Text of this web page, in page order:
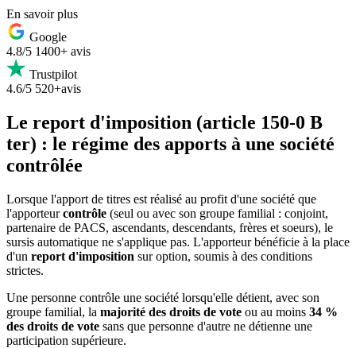
En savoir plus
Google
4.8/5 1400+ avis
Trustpilot
4.6/5 520+avis
Le report d'imposition (article 150-0 B
ter) : le régime des apports à une société
contrôlée
Lorsque l'apport de titres est réalisé au profit d'une société que
l'apporteurcontrôle (seul ou avec son groupe familial : conjoint,
partenaire de PACS, ascendants, descendants, frères et soeurs), le
sursis automatique ne s'applique pas. L'apporteur bénéficie à la place
d'un report d'imposition sur option, soumis à des conditions
strictes.
Une personne contrôle une société lorsqu'elle détient, avec son
groupe familial, la majorité des droits de vote ou au moins 34 %
des droits de vote sans que personne d'autre ne détienne une
participation supérieure.